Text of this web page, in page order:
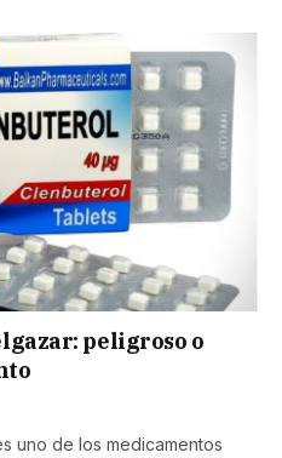
peligroso o
uno de los medicamentos